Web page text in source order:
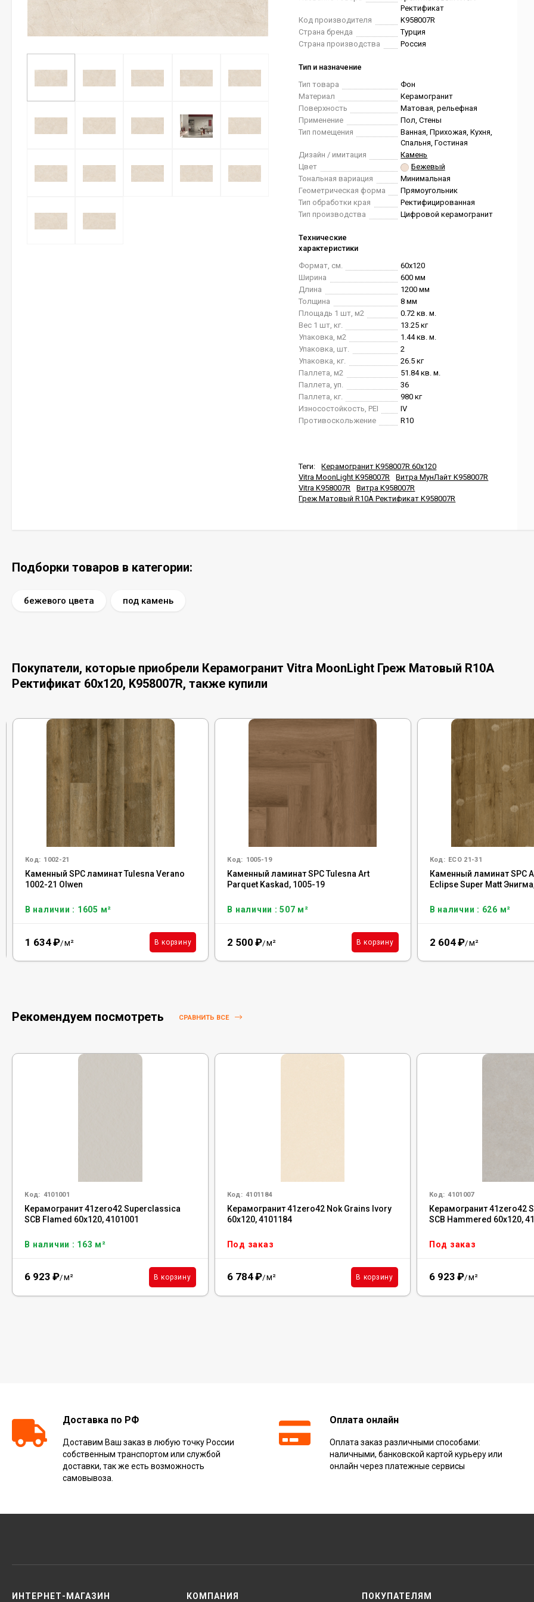
Ректификат
Код производителя
K958007R
Страна бренда
Турция
Страна производства
Россия
Тип и назначение
Тип товара
Фон
Материал
Керамогранит
Поверхность
Матовая, рельефная
Применение
Пол, Стены
Тип помещения
Ванная, Прихожая, Кухня,
Спальня, Гостиная
Дизайн / имитация
Камень
Цвет
Бежевый
Тональная вариация
Минимальная
Геометрическая форма
Прямоугольник
Тип обработки края
Ректифицированная
Тип производства
Цифровой керамогранит
Технические
характеристики
Формат, см.
60x120
Ширина
600 мм
Длина
1200 мм
Толщина
8 мм
Площадь 1 шт, м2
0.72 кв. м.
Вес 1 шт, кг.
13.25 кг
Упаковка, м2
1.44 кв. м.
Упаковка, шт.
2
Упаковка, кг.
26.5 кг
Паллета, м2
51.84 кв. м.
Паллета, уп.
36
Паллета, кг.
980 кг
Износостойкость, PEI
IV
Противоскольжение
R10
Теги:
Керамогранит K958007R 60x120
Vitra MoonLight K958007R
Витра МунЛайт K958007R
Vitra K958007R
Витра K958007R
Греж Матовый R10A Ректификат K958007R
Подборки товаров в категории:
бежевого цвета под камень
Покупатели, которые приобрели Керамогранит Vitra MoonLight Греж Матовый R10A
Ректификат 60x120, K958007R, также купили
Код: 1002-21
Каменный SPC ламинат Tulesna Verano
1002-21 Olwen
В наличии : 1605 м²
1 634₽/м² В корзину
Код: 1005-19
Каменный ламинат SPC Tulesna Art
Parquet Kaskad, 1005-19
В наличии : 507 м²
2 500 ₽/м² В корзину
Код: ECO 21-31
Каменный ламинат SPC
Eclipse Super Matt
В наличии : 626 м²
2 604₽/м²
Рекомендуем посмотреть СРАВНИТЬ ВСЕ
Код: 4101001
Керамогранит 41zero42 Superclassica
SCB Flamed 60x120, 4101001
В наличии : 163 м²
6 923 ₽/м² В корзину
Код: 4101184
Керамогранит 41zero42 Nok Grains Ivory
60x120, 4101184
Под заказ
6 784₽/м² В корзину
Код: 4101007
Керамогранит 41zero42
SCB Hammered 60x120,
Под заказ
6 923 ₽/м²
Доставка по РФ
Доставим Ваш заказ в любую точку России
собственным транспортом или службой
доставки, так же есть возможность
самовывоза.
Оплата онлайн
Оплата заказ различными способами:
наличными, банковской картой курьеру или
онлайн через платежные сервисы
ИНТЕРНЕТ-МАГАЗИН КОМПАНИЯ ПОКУПАТЕЛЯМ